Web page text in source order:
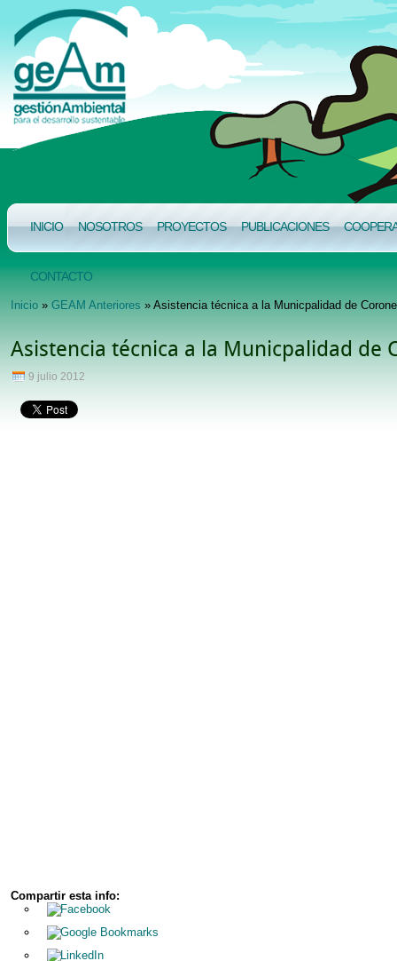
INICIO NOSOTROS PROYECTOS PUBLICACIONES
CONTACTO
Inicio »GEAM Anteriores » Asistencia técnica a la Municpalidad de
Asistencia técnica a la Municpalidad de
9 julio 2012
Compartir esta info: